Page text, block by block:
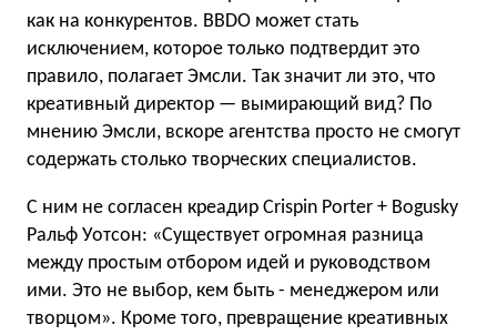
как на конкурентов. BBDO может стать
исключением, которое только подтвердит это
правило, полагает Эмсли. Так значит ли это, что
креативный директор — вымирающий вид? По
мнению Эмсли, вскоре агентства просто не смогут
содержать столько творческих специалистов.
С ним не согласен креадир Crispin Porter + Bogusky
Ральф Уотсон: «Существует огромная разница
между простым отбором идей и руководством
ими. Это не выбор, кем быть - менеджером или
творцом». Кроме того, превращение креативных